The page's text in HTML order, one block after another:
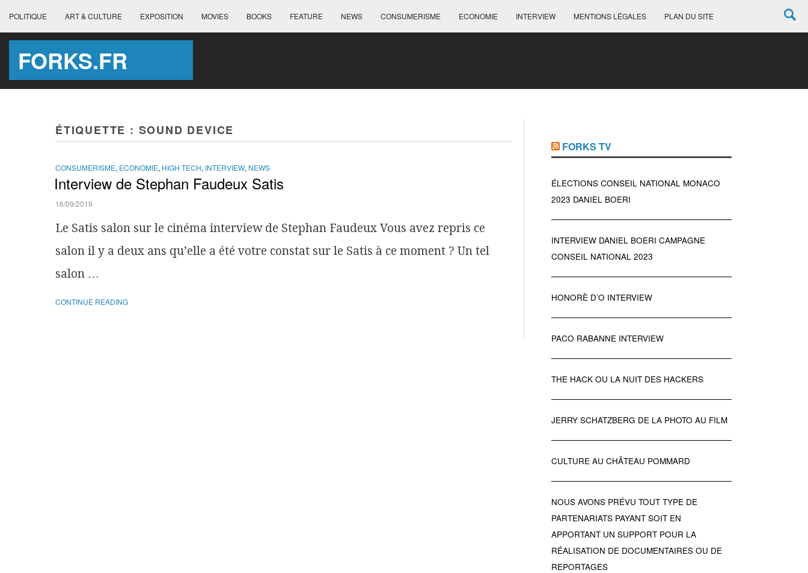
POLITIQUE ART & CULTURE EXPOSITION MOVIES BOOKS FEATURE NEWS CONSUMERISME ECONOMIE INTERVIEW MENTIONS LÉGALES PLAN DU SITE
FORKS.FR
ÉTIQUETTE : SOUND DEVICE
CONSUMERISME, ECONOMIE, HIGH TECH, INTERVIEW, NEWS
Interview de Stephan Faudeux Satis
16/09/2019
Le Satis salon sur le cinéma interview de Stephan Faudeux Vous avez repris ce
salon il y a deux ans qu’elle a été votre constat sur le Satis à ce moment ? Un tel
salon …
CONTINUE READING
FORKS TV
ÉLECTIONS CONSEIL NATIONAL MONACO
2023 DANIEL BOERI
INTERVIEW DANIEL BOERI CAMPAGNE
CONSEIL NATIONAL 2023
HONORÈ D’O INTERVIEW
PACO RABANNE INTERVIEW
THE HACK OU LA NUIT DES HACKERS
JERRY SCHATZBERG DE LA PHOTO AU FILM
CULTURE AU CHÂTEAU POMMARD
NOUS AVONS PRÉVU TOUT TYPE DE
PARTENARIATS PAYANT SOIT EN
APPORTANT UN SUPPORT POUR LA
RÉALISATION DE DOCUMENTAIRES OU DE
REPORTAGES